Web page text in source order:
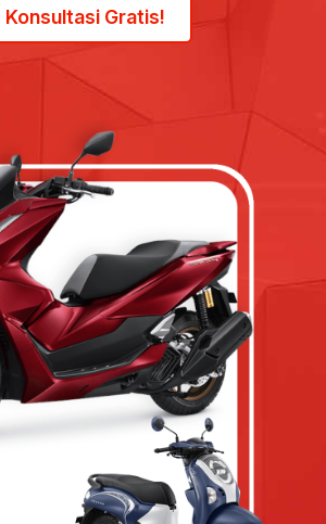
Konsultasi Gratis!